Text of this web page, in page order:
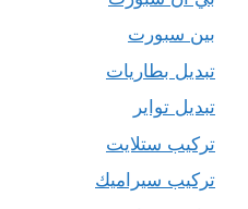
بين سبورت
تبديل بطاريات
تبديل تواير
تركيب ستلايت
تركيب سيراميك